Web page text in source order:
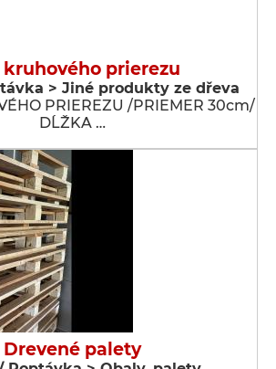
kruhového prierezu
> Jiné produkty ze dřeva
PRIEREZU /PRIEMER 30cm/
DĹŽKA …
Drevené palety